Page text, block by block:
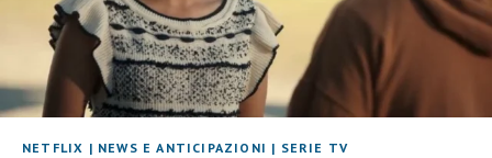
NETFLIX | NEWS E ANTICIPAZIONI | SERIE TV